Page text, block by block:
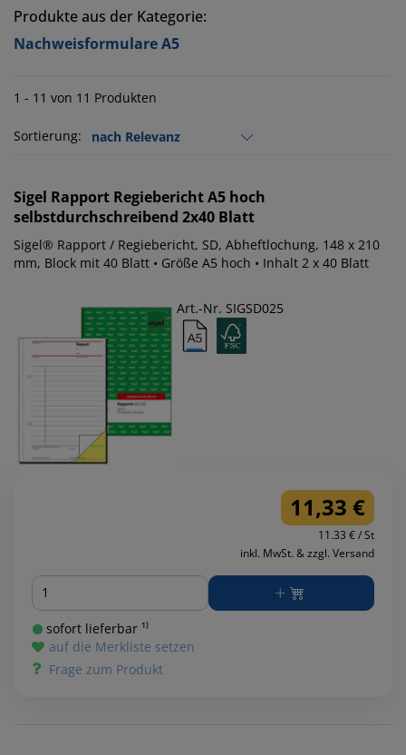
Produkte aus der Kategorie:
Nachweisformulare A5
1 - 11 von 11 Produkten
Sortierung:
Sigel Rapport Regiebericht A5 hoch
selbstdurchschreibend 2x40 Blatt
Sigel® Rapport / Regiebericht, SD, Abheftlochung, 148 x 210
mm, Block mit 40 Blatt • Größe A5 hoch • Inhalt 2 x 40 Blatt
Art.-Nr. SIGSD025
11,33 €
11.33 € / St
inkl. MwSt. & zzgl. Versand
Menge
sofort lieferbar ¹⁾
auf die Merkliste setzen
Frage zum Produkt